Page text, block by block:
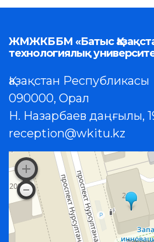
ЖМЖКББМ «Батыс
технологиялық
Қазақстан Республикасы
090000, Орал
Н. Назарбаев даңғылы,
reception@wkitu.kz